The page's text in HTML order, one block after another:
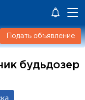
Подать объявление
будьдозер